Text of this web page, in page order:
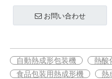
320A
お問い合わせ
自動熱成形包装機
熱酸
食品包装用熱成形機
熱